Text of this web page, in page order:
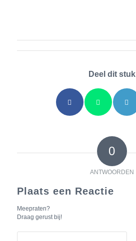
Deel dit stuk
0
ANTWOORDEN
Plaats een Reactie
Meepraten?
Draag gerust bij!